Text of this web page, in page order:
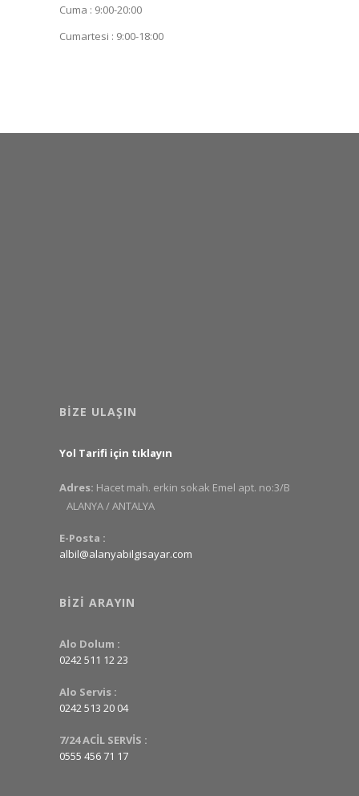
Cuma : 9:00-20:00
Cumartesi : 9:00-18:00
BIZE ULAŞIN
Yol Tarifi için tıklayın
Adres: Hacet mah. erkin sokak Emel apt. no:3/B
ALANYA / ANTALYA
E-Posta :
albil@alanyabilgisayar.com
BIZI ARAYIN
Alo Dolum :
0242 511 12 23
Alo Servis :
0242 513 20 04
7/24 ACİL SERVİS :
0555 456 71 17